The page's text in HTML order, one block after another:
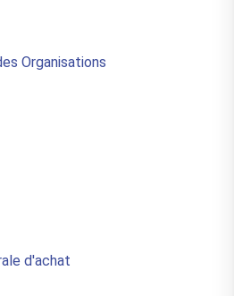
Organisations
d'achat